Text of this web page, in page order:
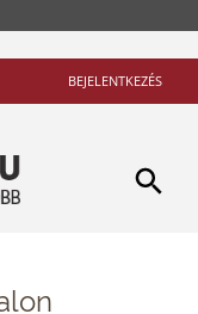
BEJELENTKEZÉS